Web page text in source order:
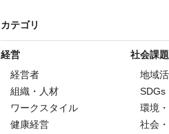
カテゴリ
経営
経営者
組織・人材
ワークスタイル
健康経営
社会課題
地域
SDGs
環境
社会